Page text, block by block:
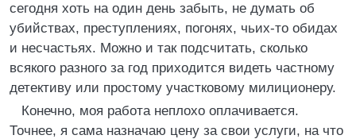
сегодня хоть на один день забыть, не думать об
убийствах, преступлениях, погонях, чьих-то обидах
и несчастьях. Можно и так подсчитать, сколько
всякого разного за год приходится видеть частному
детективу или простому участковому милиционеру.
Конечно, моя работа неплохо оплачивается.
Точнее, я сама назначаю цену за свои услуги, на что